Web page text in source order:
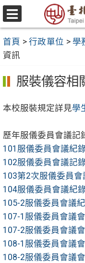
跳
至
要
內
容
區
選
單
首頁 > 行政單位 > 學
資訊
服裝儀容相
本校服裝規定詳見學
歷年服儀委員會議記
101服儀委員會議紀
102服儀委員會議記
103第2次服儀委員會
104服儀委員會議紀
105-2服儀委員會議
107-1服儀委員會議
107-2服儀委員會議
108-1服儀委員會議
108-2服儀委員會議